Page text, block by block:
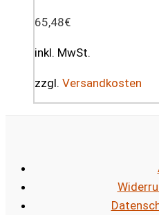
65,48€
inkl. MwSt.
zzgl. Versandkosten